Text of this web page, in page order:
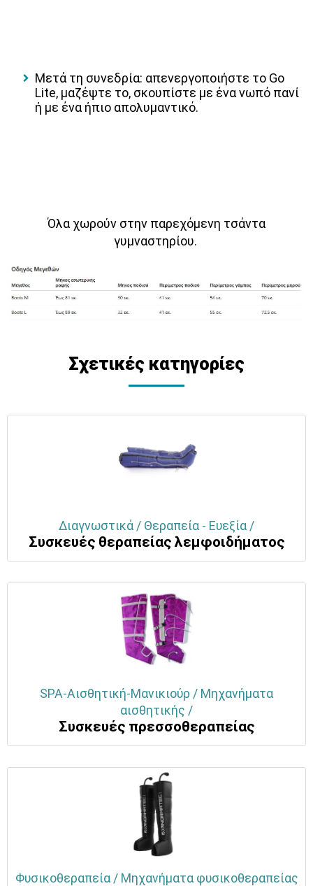
Μετά τη συνεδρία: απενεργοποιήστε το Go
Lite, μαζέψτε το, σκουπίστε με ένα νωπό πανί
ή με ένα ήπιο απολυμαντικό.
Όλα χωρούν στην παρεχόμενη τσάντα
γυμναστηρίου.
Σχετικές κατηγορίες
Διαγνωστικά / Θεραπεία - Ευεξία /
Συσκευές θεραπείας λεμφοιδήματος
SPA-Αισθητική-Μανικιούρ / Μηχανήματα
αισθητικής /
Συσκευές πρεσσοθεραπείας
Φυσικοθεραπεία / Μηχανήματα φυσικοθεραπείας